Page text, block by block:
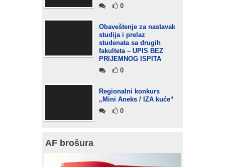
0
Obaveštenje za nastavak
studija i prelaz
studenata sa drugih
fakulteta – UPIS BEZ
PRIJEMNOG ISPITA
0
Regionalni konkurs
„Mini Aneks / IZA kuće“
0
AF brošura